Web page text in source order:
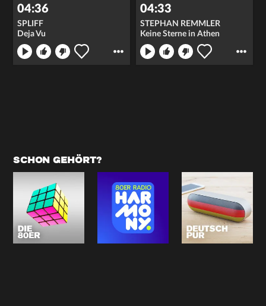
04:36
SPLIFF
Deja Vu
04:33
STEPHAN REMMLER
Keine Sterne in Athen
SCHON GEHÖRT?